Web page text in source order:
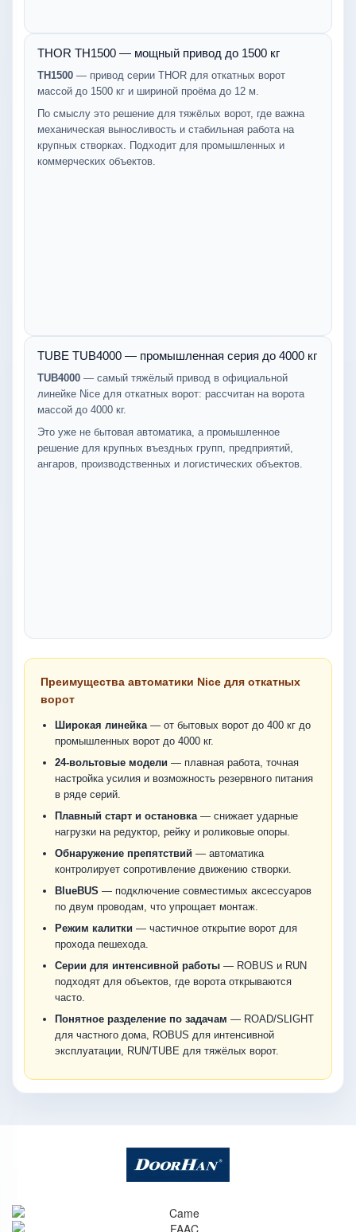
THOR TH1500 — мощный привод до 1500 кг
TH1500 — привод серии THOR для откатных ворот
массой до 1500 кг и шириной проёма до 12 м.
По смыслу это решение для тяжёлых ворот, где важна
механическая выносливость и стабильная работа на
крупных створках. Подходит для промышленных и
коммерческих объектов.
TUBE TUB4000 — промышленная серия до 4000 кг
TUB4000 — самый тяжёлый привод в официальной
линейке Nice для откатных ворот: рассчитан на ворота
массой до 4000 кг.
Это уже не бытовая автоматика, а промышленное
решение для крупных въездных групп, предприятий,
ангаров, производственных и логистических объектов.
Преимущества автоматики Nice для откатных
ворот
Широкая линейка— от бытовых ворот до 400 кг до
промышленных ворот до 4000 кг.
24-вольтовые модели — плавная работа, точная
настройка усилия и возможность резервного питания
в ряде серий.
Плавный старт и остановка— снижает ударные
нагрузки на редуктор, рейку и роликовые опоры.
Обнаружение препятствий — автоматика
контролирует сопротивление движению створки.
BlueBUS — подключение совместимых аксессуаров
по двум проводам, что упрощает монтаж.
Режим калитки — частичное открытие ворот для
прохода пешехода.
Серии для интенсивной работы — ROBUS и RUN
подходят для объектов, где ворота открываются
часто.
Понятное разделение по задачам — ROAD/SLIGHT
для частного дома, ROBUS для интенсивной
эксплуатации, RUN/TUBE для тяжёлых ворот.